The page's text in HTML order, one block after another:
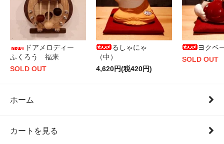
ドアメロディー
ふくろう 福来
SOLD OUT
るしゃにゃ
（中）
4,620円(税420円)
ヨクベ
SOLD OUT
ホーム
カートを見る